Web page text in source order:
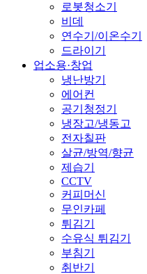
로봇청소기
비데
연수기/이온수기
드라이기
업소용·창업
냉난방기
에어컨
공기청정기
냉장고/냉동고
전자칠판
살균/방역/향균
제습기
CCTV
커피머신
무인카페
튀김기
수유식 튀김기
부침기
취반기